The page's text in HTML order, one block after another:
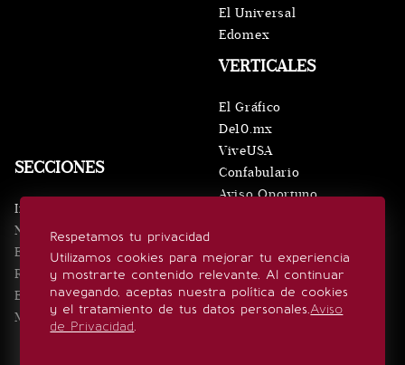
Respetamos tu privacidad
Utilizamos cookies para mejorar tu experiencia
y mostrarte contenido relevante. Al continuar
navegando, aceptas nuestra política de cookies
y el tratamiento de tus datos personales.Aviso
de Privacidad.
SECCIONES
Inicio
Noticias
Eventos
Realeza
Estilo de vida
Minuto x Minuto
VERTICALES
El Gráfico
De10.mx
ViveUSA
Confabulario
Aviso Oportuno
El Universal
Edomex
SÍGUENOS